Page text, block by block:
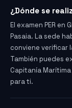
¿Dónde se
El examen PER
Pasaia. La sede
conviene verificar
También puedes
Capitanía
para ti.